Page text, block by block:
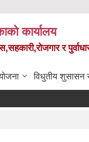
कार्यालय
र
विधुतीय शुसासन